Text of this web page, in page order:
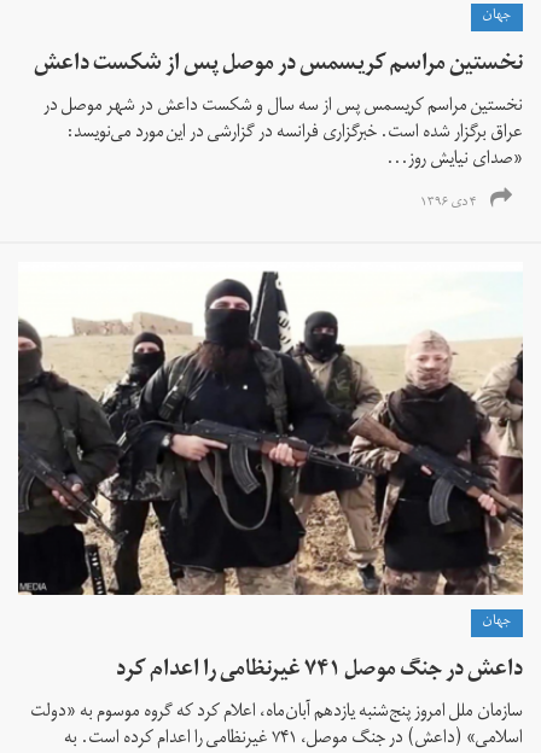
جهان
نخستین مراسم کریسمس در موصل پس از شکست داعش
نخستین مراسم کریسمس پس از سه سال و شکست داعش در شهر موصل در
عراق برگزار شده است. خبرگزاری فرانسه در گزارشی در این مورد می‌نویسد:
«صدای نیایش روز...
۴ دی ۱۳۹۶
جهان
داعش در جنگ موصل ۷۴۱ غیرنظامی را اعدام کرد
سازمان ملل امروز پنج‌شنبه یازدهم آبان‌ماه، اعلام کرد که گروه موسوم به «دولت
اسلامی» (داعش) در جنگ موصل، ۷۴۱ غیرنظامی را اعدام کرده است. به